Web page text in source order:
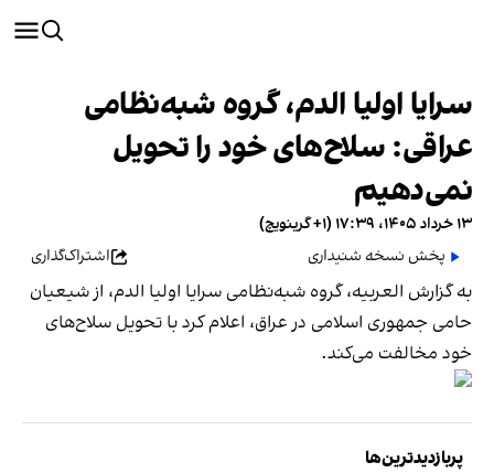
سرایا اولیا الدم، گروه شبه‌نظامی
عراقی: سلاح‌های خود را تحویل
نمی‌دهیم
۱۳ خرداد ۱۴۰۵، ۱۷:۳۹ (‎+۱ گرینویچ)
پخش نسخه شنیداری
اشتراک‌گذاری
به گزارش العربیه، گروه شبه‌نظامی سرایا اولیا الدم، از شیعیان
حامی جمهوری اسلامی در عراق، اعلام کرد با تحویل سلاح‌های
خود مخالفت می‌کند.
پربازدیدترین‌ها